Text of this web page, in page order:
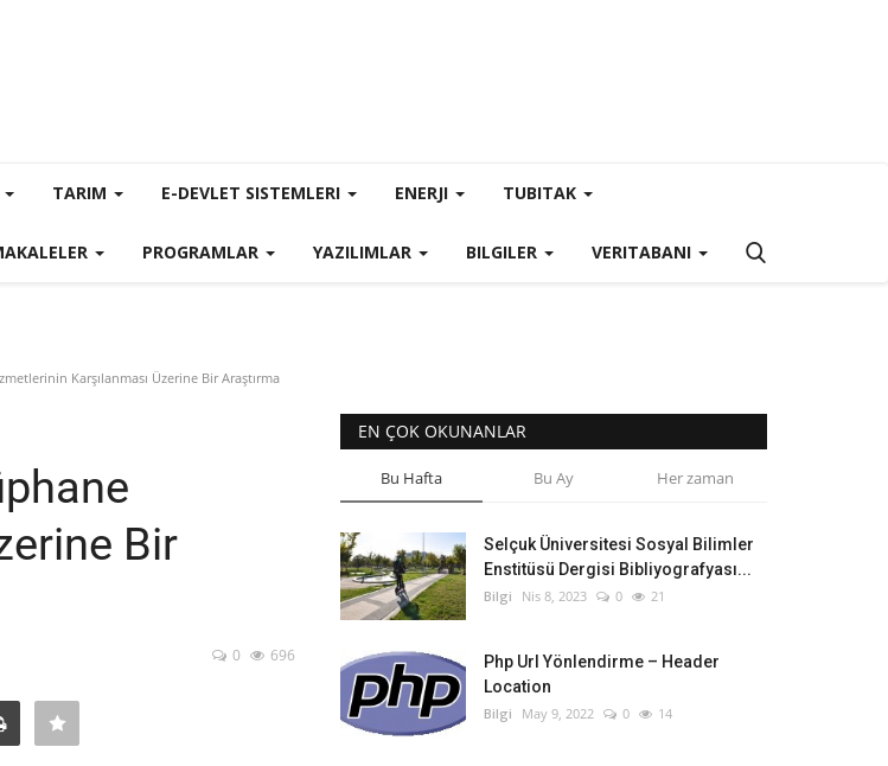
TARIM E-DEVLET SISTEMLERI ENERJI TUBITAK
PROGRAMLAR YAZILIMLAR BILGILER VERITABANI
Karşılanması Üzerine Bir Araştırma
Bir
0 696
EN ÇOK OKUNANLAR
Bu Hafta Bu Ay Her zaman
Selçuk Üniversitesi Sosyal Bilimler
Enstitüsü Dergisi Bibliyografyası...
Bilgi Nis 8, 2023 0 21
Php Url Yönlendirme – Header
Location
Bilgi May 9, 2022 0 14